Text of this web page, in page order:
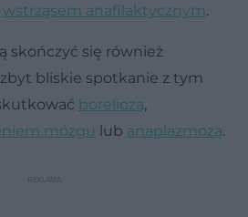
wstrząsem anafilaktycznym.
skończyć się również
bliskie spotkanie z tym
boreliozą,
mózgu lub anaplazmozą.